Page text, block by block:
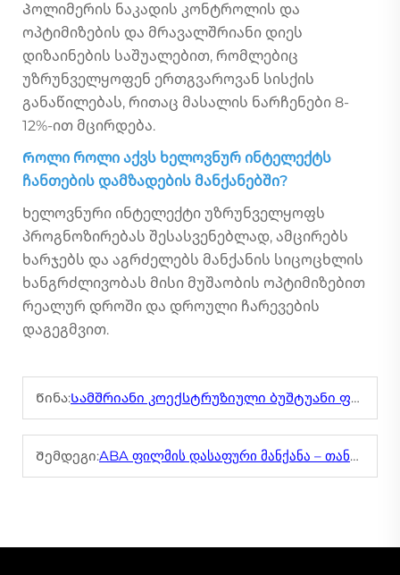
Პოლიმერის ნაკადის კონტროლის და
ოპტიმიზების და მრავალშრიანი დიეს
დიზაინების საშუალებით, რომლებიც
უზრუნველყოფენ ერთგვაროვან სისქის
განაწილებას, რითაც მასალის ნარჩენები 8-
12%-ით მცირდება.
Როლი როლი აქვს ხელოვნურ ინტელექტს
ჩანთების დამზადების მანქანებში?
Ხელოვნური ინტელექტი უზრუნველყოფს
პროგნოზირებას შესასვენებლად, ამცირებს
ხარჯებს და აგრძელებს მანქანის სიცოცხლის
ხანგრძლივობას მისი მუშაობის ოპტიმიზებით
რეალურ დროში და დროული ჩარევების
დაგეგმვით.
Წინა:Სამშრიანი კოექსტრუზიული ბუშტუანი ფირფიტის ექსტრუდერი მომხმარებლის დასაშვებად
Შემდეგი:ABA ფილმის დასაფური მანქანა – თანაექსტრუზია მაღალი სიმტკიცის ფილმებისთვის